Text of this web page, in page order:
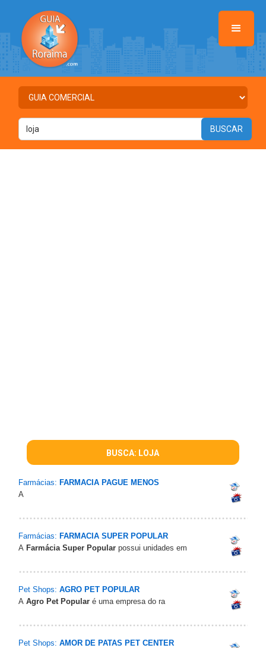
BUSCA: LOJA
Farmácias: FARMACIA PAGUE MENOS
A
Farmácias: FARMACIA SUPER POPULAR
A Farmácia Super Popular possui unidades em
Pet Shops: AGRO PET POPULAR
A Agro Pet Popular é uma empresa do ra
Pet Shops: AMOR DE PATAS PET CENTER